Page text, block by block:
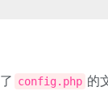
config.php 的